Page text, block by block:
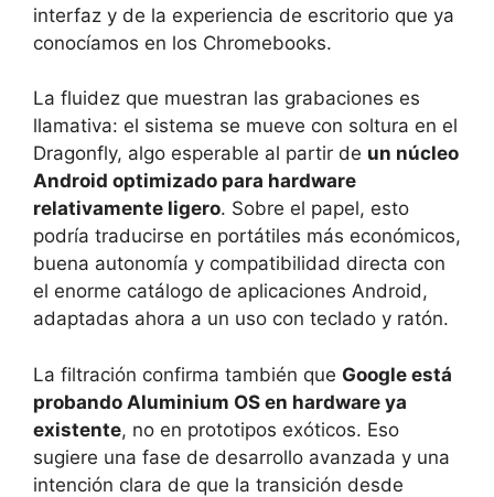
interfaz y de la experiencia de escritorio que ya
conocíamos en los Chromebooks.
La fluidez que muestran las grabaciones es
llamativa: el sistema se mueve con soltura en el
Dragonfly, algo esperable al partir de un núcleo
Android optimizado para hardware
relativamente ligero. Sobre el papel, esto
podría traducirse en portátiles más económicos,
buena autonomía y compatibilidad directa con
el enorme catálogo de aplicaciones Android,
adaptadas ahora a un uso con teclado y ratón.
La filtración confirma también que Google está
probando Aluminium OS en hardware ya
existente, no en prototipos exóticos. Eso
sugiere una fase de desarrollo avanzada y una
intención clara de que la transición desde